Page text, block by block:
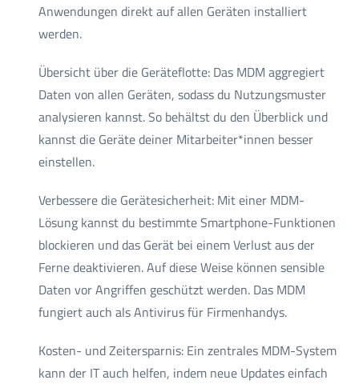
Anwendungen direkt auf allen Geräten installiert
werden.
Übersicht über die Geräteflotte: Das MDM aggregiert
Daten von allen Geräten, sodass du Nutzungsmuster
analysieren kannst. So behältst du den Überblick und
kannst die Geräte deiner Mitarbeiter*innen besser
einstellen.
Verbessere die Gerätesicherheit: Mit einer MDM-
Lösung kannst du bestimmte Smartphone-Funktionen
blockieren und das Gerät bei einem Verlust aus der
Ferne deaktivieren. Auf diese Weise können sensible
Daten vor Angriffen geschützt werden. Das MDM
fungiert auch als Antivirus für Firmenhandys.
Kosten- und Zeitersparnis: Ein zentrales MDM-System
kann der IT auch helfen, indem neue Updates einfach